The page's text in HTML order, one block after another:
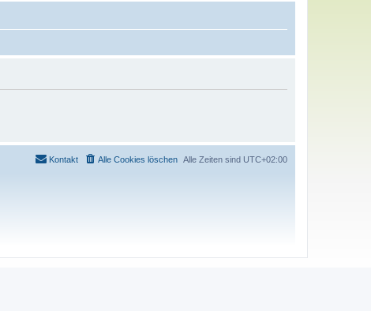
Alle Zeiten sind UTC+02:00
Alle Cookies löschen
Kontakt